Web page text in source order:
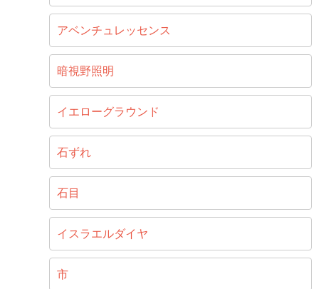
アベンチュレッセンス
暗視野照明
イエローグラウンド
石ずれ
石目
イスラエルダイヤ
市